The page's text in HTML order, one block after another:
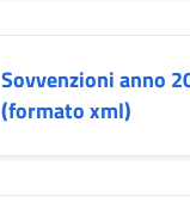
Sovvenzioni anno
(formato xml)